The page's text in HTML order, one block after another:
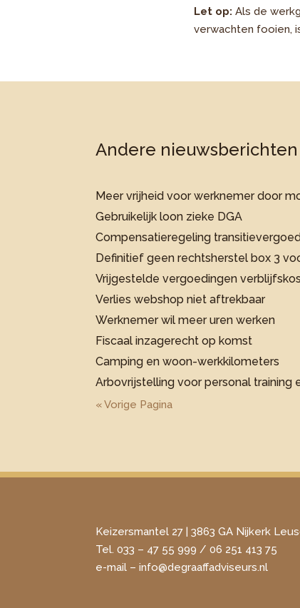
Let op: Als de
verwachten fooien,
Andere nieuwsberichten
Meer vrijheid voor werknemer door
Gebruikelijk loon zieke DGA
Compensatieregeling
Definitief geen rechtsherstel box 3
Vrijgestelde vergoedingen
Verlies webshop niet aftrekbaar
Werknemer wil meer uren werken
Fiscaal inzagerecht op komst
Camping en woon-werkkilometers
Arbovrijstelling voor personal training
« Vorige Pagina
Keizersmantel 27 | 3863 GA Nijkerk
Tel. 033 – 47 55 999 / 06 251 413 75
​e-mail –info@degraaffadviseurs.nl